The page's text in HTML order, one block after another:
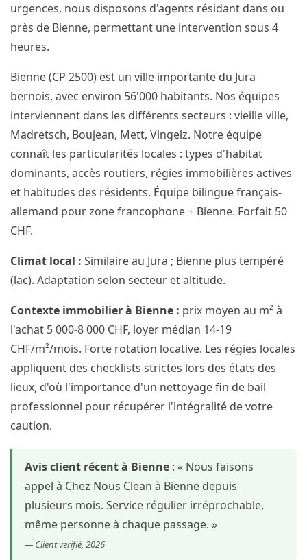
urgences, nous disposons d'agents résidant dans ou
près de Bienne, permettant une intervention sous 4
heures.
Bienne (CP 2500) est un ville importante du Jura
bernois, avec environ 56'000 habitants. Nos équipes
interviennent dans les différents secteurs : vieille ville,
Madretsch, Boujean, Mett, Vingelz. Notre équipe
connaît les particularités locales : types d'habitat
dominants, accès routiers, régies immobilières actives
et habitudes des résidents. Équipe bilingue français-
allemand pour zone francophone + Bienne. Forfait 50
CHF.
Climat local : Similaire au Jura ; Bienne plus tempéré
(lac). Adaptation selon secteur et altitude.
Contexte immobilier à Bienne : prix moyen au m² à
l'achat 5 000-8 000 CHF, loyer médian 14-19
CHF/m²/mois. Forte rotation locative. Les régies locales
appliquent des checklists strictes lors des états des
lieux, d'où l'importance d'un nettoyage fin de bail
professionnel pour récupérer l'intégralité de votre
caution.
Avis client récent à Bienne : « Nous faisons
appel à Chez Nous Clean à Bienne depuis
plusieurs mois. Service régulier irréprochable,
même personne à chaque passage. »
— Client vérifié, 2026